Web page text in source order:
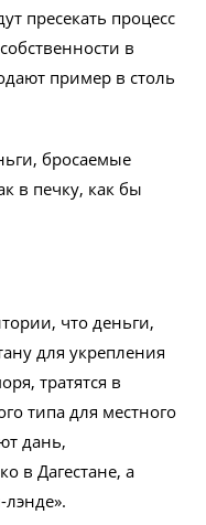
пресекать процесс
в
пример в столь
бросаемые
в печку, как бы
что деньги,
для укрепления
тратятся в
типа для местного
дань,
в Дагестане, а